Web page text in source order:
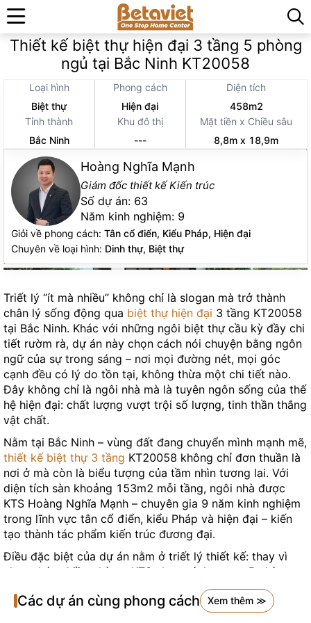
Trang chủ Thiết kế thi công kiến trúc»
Thiết kế biệt thự hiện đại 3 tầng 5 phòng
ngủ tại Bắc Ninh KT20058
Loại hình
Biệt thự
Phong cách
Hiện đại
Diện tích
458m2
Tỉnh thành
Bắc Ninh
Khu đô thị
---
Mặt tiền x Chiều sâu
8,8m x 18,9m
Hoàng Nghĩa Mạnh
Giám đốc thiết kế Kiến trúc
Số dự án: 63
Năm kinh nghiệm: 9
Giỏi về phong cách: Tân cổ điển, Kiểu Pháp, Hiện đại
Chuyên về loại hình: Dinh thự, Biệt thự
Triết lý “ít mà nhiều” không chỉ là slogan mà trở thành
chân lý sống động qua biệt thự hiện đại 3 tầng KT20058
tại Bắc Ninh. Khác với những ngôi biệt thự cầu kỳ đầy chi
tiết rườm rà, dự án này chọn cách nói chuyện bằng ngôn
ngữ của sự trong sáng – nơi mọi đường nét, mọi góc
cạnh đều có lý do tồn tại, không thừa một chi tiết nào.
Đây không chỉ là ngôi nhà mà là tuyên ngôn sống của thế
hệ hiện đại: chất lượng vượt trội số lượng, tinh thần thắng
vật chất.
Nằm tại Bắc Ninh – vùng đất đang chuyển mình mạnh mẽ,
thiết kế biệt thự 3 tầng KT20058 không chỉ đơn thuần là
nơi ở mà còn là biểu tượng của tầm nhìn tương lai. Với
diện tích sàn khoảng 153m2 mỗi tầng, ngôi nhà được
KTS Hoàng Nghĩa Mạnh – chuyên gia 9 năm kinh nghiệm
trong lĩnh vực tân cổ điển, kiểu Pháp và hiện đại – kiến
tạo thành tác phẩm kiến trúc đương đại.
Điều đặc biệt của dự án nằm ở triết lý thiết kế: thay vì
chen chúc nhiều phòng, KTS chọn cách tạo ra 5 phòng
ngủ rộng rãi, thoáng đãng, mỗi không gian đều được tính
toán kỹ lưỡng để tối ưu hóa ánh sáng tự nhiên và thông
Các dự án cùng phong cách Xem thêm ≫